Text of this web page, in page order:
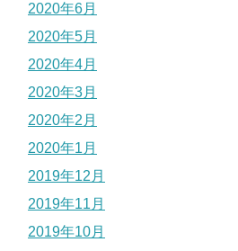
2020年6月
2020年5月
2020年4月
2020年3月
2020年2月
2020年1月
2019年12月
2019年11月
2019年10月